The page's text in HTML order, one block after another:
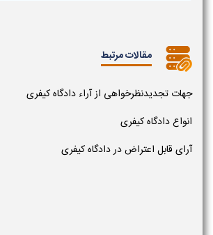
مقالات مرتبط
جهات تجدیدنظرخواهی از آراء دادگاه کیفری
انواع دادگاه کیفری
آرای قابل اعتراض در دادگاه کیفری